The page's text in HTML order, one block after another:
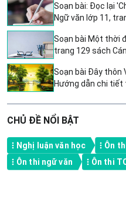
Soạn bài: Đọc lại
Ngữ văn lớp 11,
Soạn bài Một thời
trang 129 sách
Soạn bài Đây thôn
Hướng dẫn chi tiết
CHỦ ĐỀ NỔI BẬT
Nghị luận văn học Ôn
Ôn thi ngữ văn
Ôn thi